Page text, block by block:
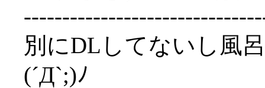
別にDLしてないし風
(´Д`;)ﾉ